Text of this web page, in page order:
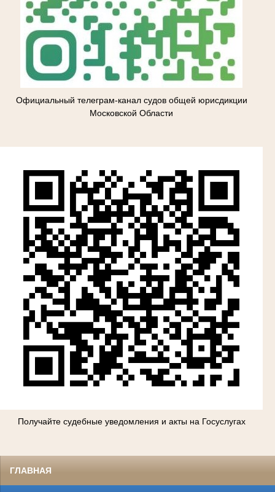
Официальный телеграм-канал судов общей юрисдикции
Московской Области
Получайте судебные уведомления и акты на Госуслугах
ГЛАВНАЯ